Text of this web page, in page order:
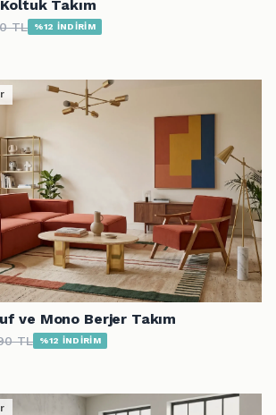
Takım
TL %12 İNDİRİM
ve Mono Berjer Takım
TL %12 İNDİRİM